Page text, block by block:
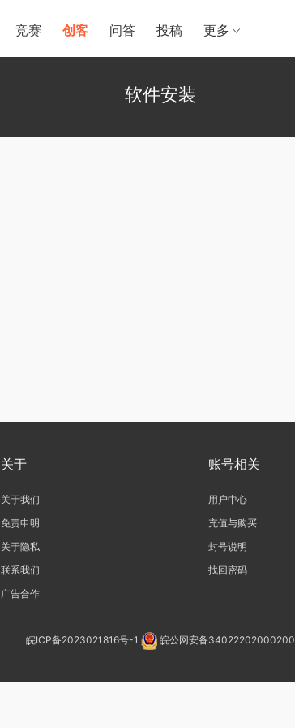
竞赛 创客 问答 投稿 更多
软件安装
关于
关于我们
免责申明
关于隐私
联系我们
广告合作
账号相关
用户中心
充值与购买
封号说明
找回密码
皖ICP备2023021816号-1 皖公网安备34022202000200